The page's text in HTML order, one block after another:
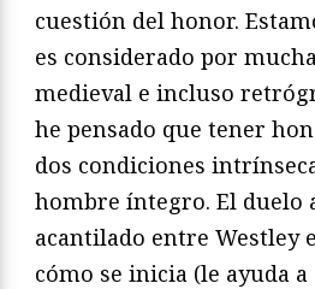
cuestión del honor.
es considerado por
medieval e incluso
he pensado que tener
dos condiciones
hombre íntegro. El duelo
acantilado entre Westley
cómo se inicia (le ayuda